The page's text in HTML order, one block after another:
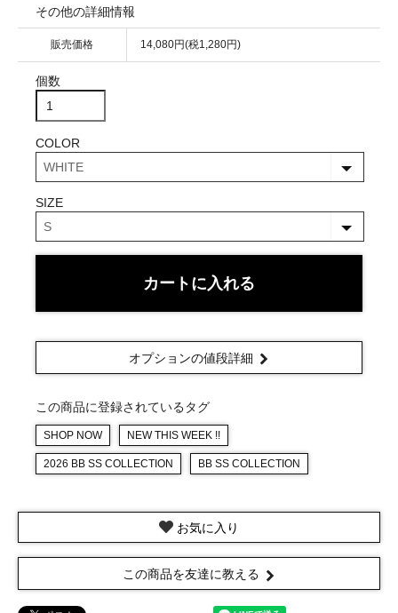
その他の詳細情報
販売価格 14,080円(税1,280円)
個数
COLOR
SIZE
カートに入れる
オプションの値段詳細
この商品に登録されているタグ
SHOP NOW NEW THIS WEEK !!
2026 BB SS COLLECTION BB SS COLLECTION
お気に入り
この商品を友達に教える